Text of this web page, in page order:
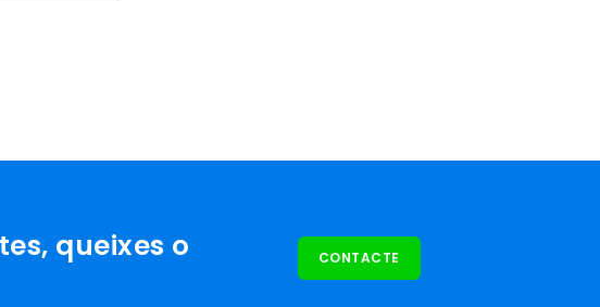
queixes o
CONTACTE